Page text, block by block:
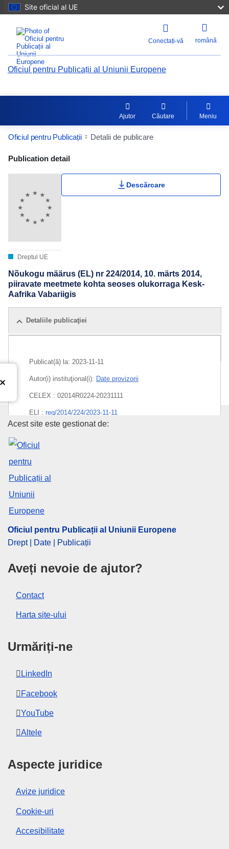
Site oficial al UE
Conectați-vă română
Oficiul pentru Publicații al Uniunii Europene
Ajutor Căutare Meniu
Oficiul pentru Publicații Detalii de publicare
Publication Detail Actions Portlet
Publication detail
Dreptul UE
Descărcare
Nõukogu määrus (EL) nr 224/2014, 10. märts 2014,
piiravate meetmete kohta seoses olukorraga Kesk-
Aafrika Vabariigis
Detaliile publicaţiei
Publicat(ă) la: 2023-11-11
Autor(i) instituţional(i): Date provizorii
CELEX : 02014R0224-20231111
ELI : reg/2014/224/2023-11-11
EDITION : 53a7940f-db5f-11ec-a95f-01aa75ed71a1
EDITION : 66204dcb-951c-11ee-b164-01aa75ed71a1
EDITION : a2783a4f-2a94-11f0-8a44-01aa75ed71a1
Oficiul pentru Publicații al
Acest site este gestionat de:
Oficiul pentru Publicații al Uniunii Europene
Drept | Date | Publicații
Aveți nevoie de ajutor?
Contact
Harta site-ului
Urmăriți-ne
LinkedIn
Facebook
YouTube
Altele
Aspecte juridice
Avize juridice
Cookie-uri
Accesibilitate